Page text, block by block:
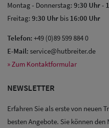
Montag - Donnerstag: 9:30 Uhr-
Freitag: 9:30 Uhr bis 16:00 Uhr
Telefon: +49 (0)89 599 884 0
E-Mail: service@hutbreiter.de
» Zum Kontaktformular
NEWSLETTER
Erfahren Sie als erste von neuen
besten Angebote. Sie können